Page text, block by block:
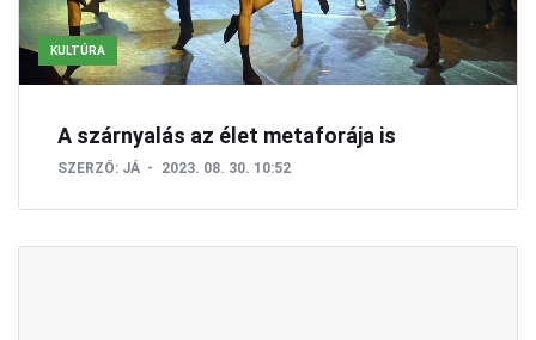
KULTÚRA
A szárnyalás az élet metaforája is
SZERZŐ: JÁ 2023. 08. 30. 10:52